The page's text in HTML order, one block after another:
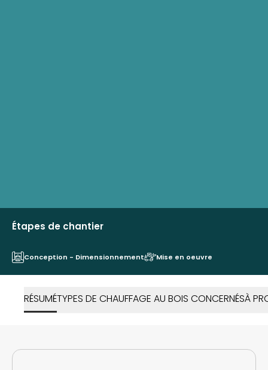
Étapes de chantier
Conception - Dimensionnement Mise en oeuvre
RÉSUMÉTYPES DE CHAUFFAGE AU BOIS CONCERNÉSÀ